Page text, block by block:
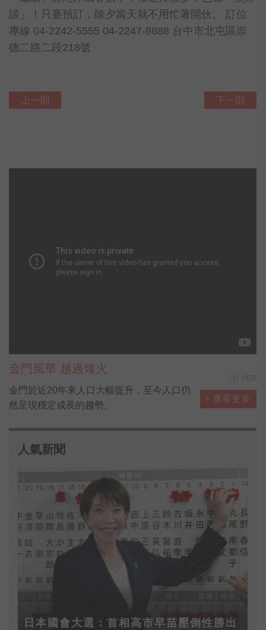
談」！只要預訂，除夕當天就不用忙著開伙。 訂位
專線 04-2242-5555 04-2247-8888 台中市北屯區崇
德二路二段218號
上一則 下一則
金門風華 越過烽火
金門於近20年來人口大幅提升，至今人口仍
然呈現穩定成長的趨勢。
查看更多
人氣新聞
日本國會大選：首相高市早苗壓倒性勝出